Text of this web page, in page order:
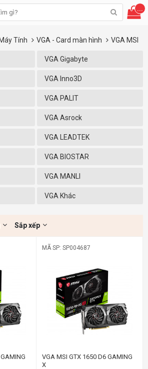
...
Tính VGA - Card màn hình VGA MSI
VGA Gigabyte
VGA Inno3D
VGA PALIT
VGA Asrock
VGA LEADTEK
VGA BIOSTAR
VGA MANLI
VGA Khác
Sắp xếp
MÃ SP: SP004687
VGA MSI GTX 1650 D6 GAMING
X